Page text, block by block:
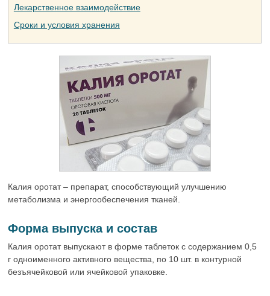
Лекарственное взаимодействие
Сроки и условия хранения
Калия оротат – препарат, способствующий улучшению
метаболизма и энергообеспечения тканей.
Форма выпуска и состав
Калия оротат выпускают в форме таблеток с содержанием 0,5
г одноименного активного вещества, по 10 шт. в контурной
безъячейковой или ячейковой упаковке.